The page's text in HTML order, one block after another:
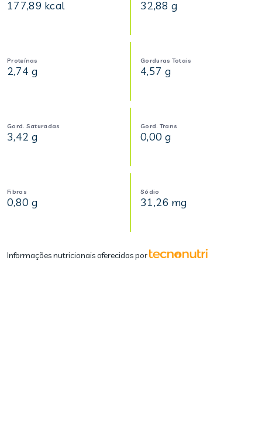
177,89 kcal 32,88 g
Proteínas
2,74 g
Gorduras Totais
4,57 g
Gord. Saturadas
3,42 g
Gord. Trans
0,00 g
Fibras
0,80 g
Sódio
31,26 mg
Informações nutricionais oferecidas por